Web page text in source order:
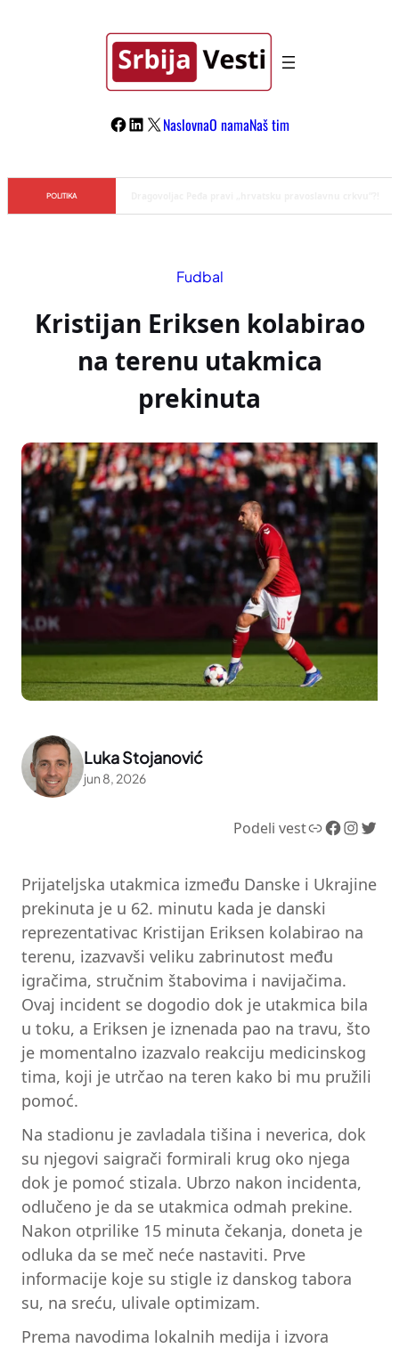
Facebook
LinkedIn
X NaslovnaO namaNaš tim
POLITIKA
Fudbal
Kristijan Eriksen kolabirao
na terenu utakmica
prekinuta
Luka Stojanović
jun 8, 2026
Podeli vestLink Facebook InstagramTwitter
Prijateljska utakmica između Danske i Ukrajine
prekinuta je u 62. minutu kada je danski
reprezentativac Kristijan Eriksen kolabirao na
terenu, izazvavši veliku zabrinutost među
igračima, stručnim štabovima i navijačima.
Ovaj incident se dogodio dok je utakmica bila
u toku, a Eriksen je iznenada pao na travu, što
je momentalno izazvalo reakciju medicinskog
tima, koji je utrčao na teren kako bi mu pružili
pomoć.
Na stadionu je zavladala tišina i neverica, dok
su njegovi saigrači formirali krug oko njega
dok je pomoć stizala. Ubrzo nakon incidenta,
odlučeno je da se utakmica odmah prekine.
Nakon otprilike 15 minuta čekanja, doneta je
odluka da se meč neće nastaviti. Prve
informacije koje su stigle iz danskog tabora
su, na sreću, ulivale optimizam.
Prema navodima lokalnih medija i izvora